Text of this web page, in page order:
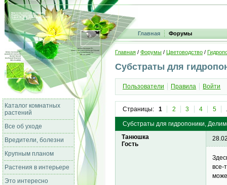
Главная Форумы
Каталог комнатных
растений
Все об уходе
Вредители, болезни
Крупным планом
Растения в интерьере
Это интересно
Главная / Форумы / Цветоводство /
Субстраты для
Пользователи Правила Войти
Страницы: 1 2 3 4 5
Субстраты для гидропоники,
Танюшка
Гость
все-